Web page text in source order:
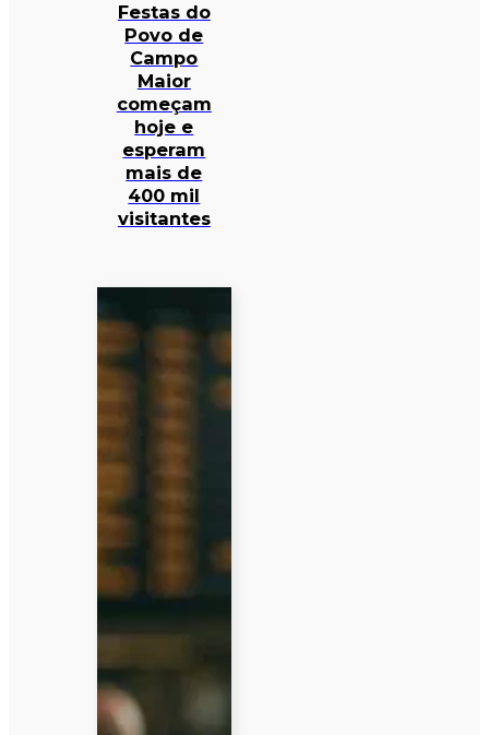
Festas do
Povo de
Campo
Maior
começam
hoje e
esperam
mais de
400 mil
visitantes